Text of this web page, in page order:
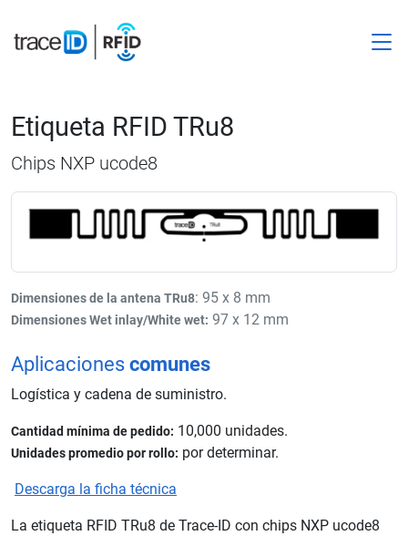
Etiqueta RFID TRu8
Chips NXP ucode8
Dimensiones de la antena TRu8: 95 x 8 mm
Dimensiones Wet inlay/White wet: 97 x 12 mm
Aplicaciones comunes
Logística y cadena de suministro.
Cantidad mínima de pedido: 10,000 unidades.
Unidades promedio por rollo: por determinar.
Descarga la ficha técnica
La etiqueta RFID TRu8 de Trace-ID con chips NXP ucode8